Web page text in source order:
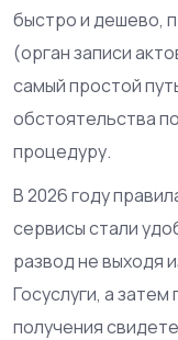
быстро и дешево,
(орган записи
самый простой
обстоятельства
процедуру.
В 2026 году
сервисы стали
развод не выходя
Госуслуги, а затем
получения